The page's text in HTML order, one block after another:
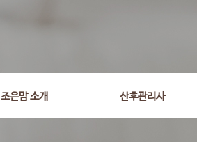
조은맘 소개 산후관리사